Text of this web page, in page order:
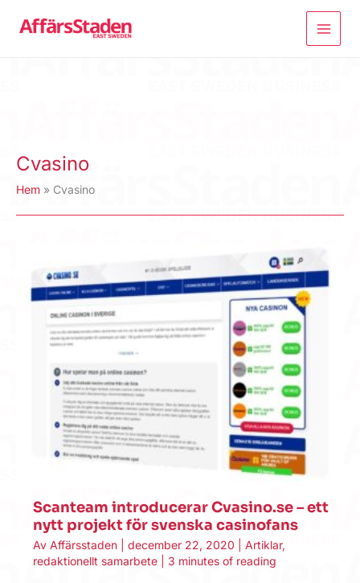
Cvasino
Hem Cvasino
Scanteam introducerar Cvasino.se – ett
nytt projekt för svenska casinofans
Av Affärsstaden december 22, 2020 Artiklar,
redaktionellt samarbete
3 minutes of reading